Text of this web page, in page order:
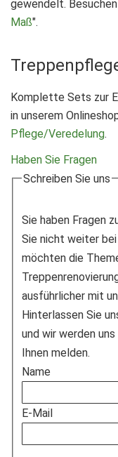
gewendelt.
Maß".
Komplette Sets zur
in unserem
Pflege/Veredelung.
Haben Sie Fragen
Schreiben Sie uns
Sie haben Fragen
Sie nicht weiter
möchten die
ausführlicher mit
Hinterlassen Sie
und wir werden
Ihnen melden.
Name
E-Mail